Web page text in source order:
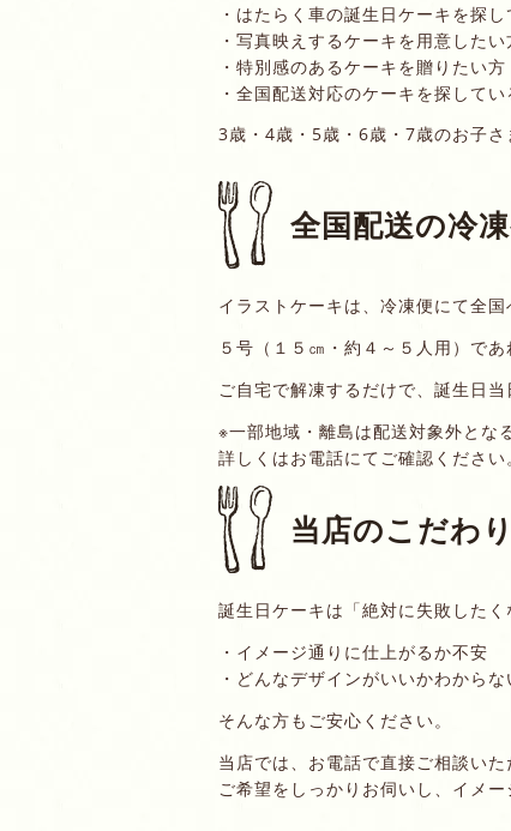
・はたらく車の誕生日ケーキを探
・写真映えするケーキを用意したい
・特別感のあるケーキを贈りたい方
・全国配送対応のケーキを探してい
3歳・4歳・5歳・6歳・7歳のお子さ
全国配送の冷
イラストケーキは、冷凍便にて全国
５号（１５㎝・約４～５人用）で
ご自宅で解凍するだけで、誕生日当
※一部地域・離島は配送対象外とな
詳しくはお電話にてご確認ください
当店のこだわり
誕生日ケーキは「絶対に失敗したく
・イメージ通りに仕上がるか不安
・どんなデザインがいいかわからな
そんな方もご安心ください。
当店では、お電話で直接ご相談い
ご希望をしっかりお伺いし、イメ